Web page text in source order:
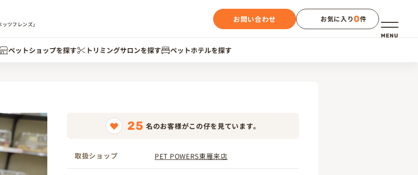
メニュー
MENU
ツフレンズ」
お問い合わせ お気に入り0件
ペットショップを探す トリミングサロンを探す ペットホテルを探す
25 名のお客様がこの仔を見ています。
取扱ショップ PET POWERS東雁来店